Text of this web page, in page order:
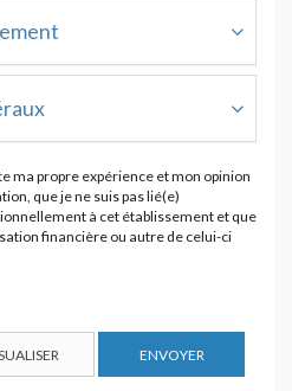
ma propre expérience et mon opinion
que je ne suis pas lié(e)
à cet établissement et que
financière ou autre de celui-ci
ENVOYER